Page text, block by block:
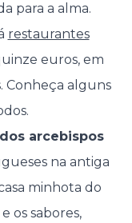
para a alma.
restaurantes
euros, em
Conheça alguns
arcebispos
na antiga
minhota do
os sabores,